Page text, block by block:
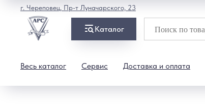
Каталог
Весь каталог Сервис Доставка и оплата
г. Череповец, Пр-т Луначарского, 23